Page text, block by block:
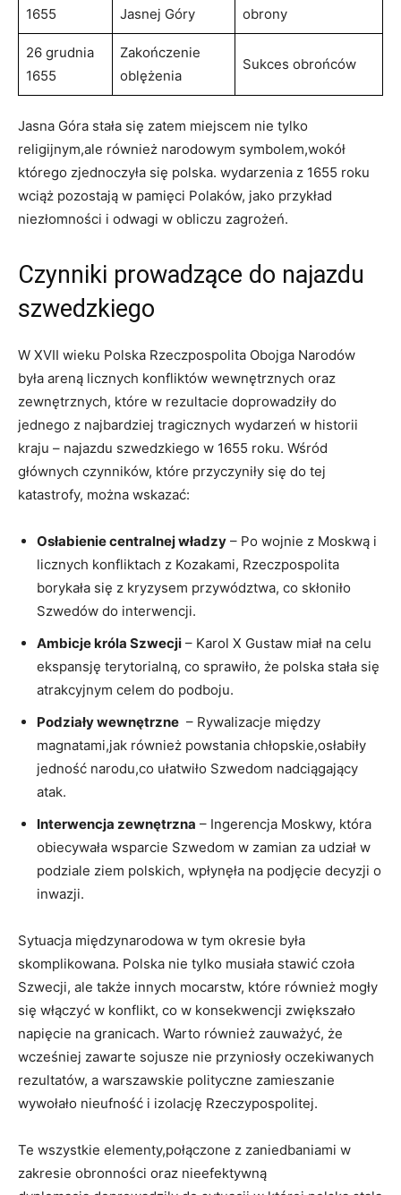
1655
Jasnej⁤ Góry
obrony
26 grudnia
1655
Zakończenie
oblężenia
Sukces obrońców
Jasna Góra stała⁣ się zatem miejscem nie tylko
religijnym,ale również ‌narodowym symbolem,wokół
którego zjednoczyła się polska. wydarzenia z ​1655 roku
wciąż pozostają w pamięci Polaków, jako przykład
niezłomności i odwagi w obliczu⁣ zagrożeń.
Czynniki prowadzące do ‍najazdu
szwedzkiego
W XVII wieku Polska Rzeczpospolita ⁣Obojga Narodów
była areną licznych konfliktów wewnętrznych oraz
zewnętrznych, które w rezultacie doprowadziły do
jednego z najbardziej tragicznych wydarzeń w historii
kraju – najazdu szwedzkiego w 1655 roku. ⁢Wśród
głównych czynników,⁤ które przyczyniły się do tej
katastrofy, można wskazać:
Osłabienie centralnej władzy ‍– Po wojnie z Moskwą⁣ i
‌licznych konfliktach z‍ Kozakami, Rzeczpospolita
borykała się z​ kryzysem przywództwa, co skłoniło
Szwedów do interwencji.
Ambicje króla Szwecji – Karol ‌X Gustaw miał ‍na celu
ekspansję​ terytorialną, co sprawiło, ‍że polska stała się
atrakcyjnym celem do podboju.
Podziały wewnętrzne ​ – Rywalizacje między
magnatami,jak również​ powstania chłopskie,osłabiły
jedność narodu,co‌ ułatwiło Szwedom nadciągający
atak.
Interwencja zewnętrzna –​ Ingerencja Moskwy, która
obiecywała wsparcie Szwedom w​ zamian za udział w
podziale ziem polskich,‌ wpłynęła na podjęcie decyzji o
inwazji.
Sytuacja międzynarodowa⁤ w tym ⁢okresie była
skomplikowana. Polska nie tylko musiała stawić czoła
Szwecji, ale także innych mocarstw, które również mogły
się włączyć w konflikt, co w konsekwencji zwiększało
napięcie na​ granicach. Warto również zauważyć, że⁣
wcześniej zawarte sojusze​ nie przyniosły oczekiwanych
rezultatów,‌ a warszawskie polityczne zamieszanie
wywołało nieufność i izolację Rzeczypospolitej.
Te wszystkie elementy,połączone z zaniedbaniami w
zakresie obronności oraz nieefektywną